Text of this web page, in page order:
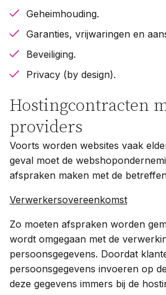
Geheimhouding.
Garanties, vrijwaringen en
Beveiliging.
Privacy (by design).
Hostingcontracten
providers
Voorts worden websites vaak
geval moet de
afspraken maken met de
Verwerkersovereenkomst
Zo moeten afspraken worden
wordt omgegaan met de
persoonsgegevens. Doordat
persoonsgegevens invoeren op
deze gegevens immers bij de